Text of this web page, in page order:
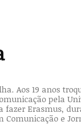
Aos 19 anos
pela
fazer Erasmus,
Comunicação e